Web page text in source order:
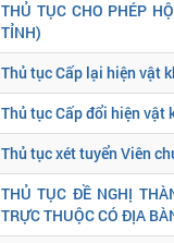
THỦ TỤC CHO PHÉP
TỈNH)
Thủ tục Cấp lại hiện vật
Thủ tục Cấp đổi hiện vật
Thủ tục xét tuyển Viên
THỦ TỤC ĐỀ NGHỊ
TRỰC THUỘC CÓ ĐỊA